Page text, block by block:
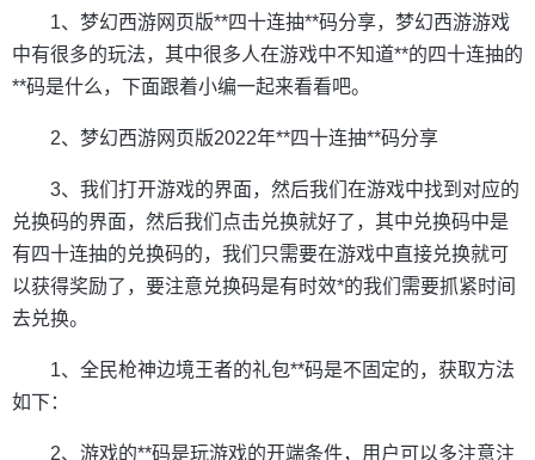
1、梦幻西游网页版**四十连抽**码分享，梦幻西游游戏
中有很多的玩法，其中很多人在游戏中不知道**的四十连抽的
**码是什么，下面跟着小编一起来看看吧。
2、梦幻西游网页版2022年**四十连抽**码分享
3、我们打开游戏的界面，然后我们在游戏中找到对应的
兑换码的界面，然后我们点击兑换就好了，其中兑换码中是
有四十连抽的兑换码的，我们只需要在游戏中直接兑换就可
以获得奖励了，要注意兑换码是有时效*的我们需要抓紧时间
去兑换。
1、全民枪神边境王者的礼包**码是不固定的，获取方法
如下：
2、游戏的**码是玩游戏的开端条件，用户可以多注意注